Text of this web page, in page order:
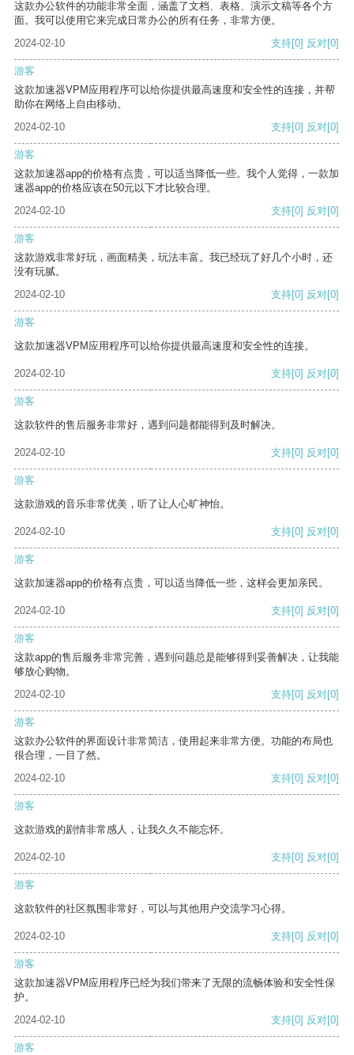
这款办公软件的功能非常全面，涵盖了文档、表格、演示文稿等各个方
面。我可以使用它来完成日常办公的所有任务，非常方便。
2024-02-10
支持[0] 反对[0]
游客
这款加速器VPM应用程序可以给你提供最高速度和安全性的连接，并帮
助你在网络上自由移动。
2024-02-10
支持[0] 反对[0]
游客
这款加速器app的价格有点贵，可以适当降低一些。我个人觉得，一款加
速器app的价格应该在50元以下才比较合理。
2024-02-10
支持[0] 反对[0]
游客
这款游戏非常好玩，画面精美，玩法丰富。我已经玩了好几个小时，还
没有玩腻。
2024-02-10
支持[0] 反对[0]
游客
这款加速器VPM应用程序可以给你提供最高速度和安全性的连接。
2024-02-10 支持[0] 反对[0]
游客
这款软件的售后服务非常好，遇到问题都能得到及时解决。
2024-02-10 支持[0] 反对[0]
游客
这款游戏的音乐非常优美，听了让人心旷神怡。
2024-02-10 支持[0] 反对[0]
游客
这款加速器app的价格有点贵，可以适当降低一些，这样会更加亲民。
2024-02-10 支持[0] 反对[0]
游客
这款app的售后服务非常完善，遇到问题总是能够得到妥善解决，让我能
够放心购物。
2024-02-10
支持[0] 反对[0]
游客
这款办公软件的界面设计非常简洁，使用起来非常方便。功能的布局也
很合理，一目了然。
2024-02-10
支持[0] 反对[0]
游客
这款游戏的剧情非常感人，让我久久不能忘怀。
2024-02-10 支持[0] 反对[0]
游客
这款软件的社区氛围非常好，可以与其他用户交流学习心得。
2024-02-10 支持[0] 反对[0]
游客
这款加速器VPM应用程序已经为我们带来了无限的流畅体验和安全性保
护。
2024-02-10
支持[0] 反对[0]
游客